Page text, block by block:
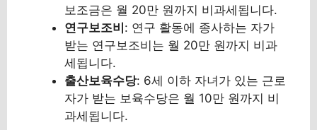
보조금은 월 20만 원까지 비과세됩니다.
연구보조비 : 연구 활동에 종사하는 자가
받는 연구보조비는 월 20만 원까지 비과
세됩니다.
출산보육수당: 6세 이하 자녀가 있는 근로
자가 받는 보육수당은 월 10만 원까지 비
과세됩니다.